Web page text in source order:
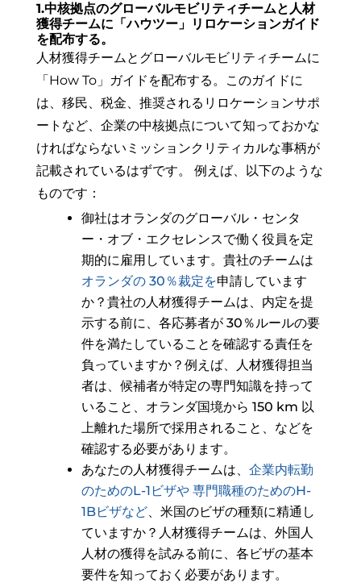
1.中核拠点のグローバルモビリティチームと人材
獲得チームに「ハウツー」リロケーションガイド
を配布する。
人材獲得チームとグローバルモビリティチームに
「How To」ガイドを配布する。このガイドに
は、移民、税金、推奨されるリロケーションサポ
ートなど、企業の中核拠点について知っておかな
ければならないミッションクリティカルな事柄が
記載されているはずです。 例えば、以下のような
ものです：
御社はオランダのグローバル・センタ
ー・オブ・エクセレンスで働く役員を定
期的に雇用しています。貴社のチームは
オランダの 30％裁定を申請しています
か？貴社の人材獲得チームは、内定を提
示する前に、各応募者が 30％ルールの要
件を満たしていることを確認する責任を
負っていますか？例えば、人材獲得担当
者は、候補者が特定の専門知識を持って
いること、オランダ国境から 150 km 以
上離れた場所で採用されること、などを
確認する必要があります。
あなたの人材獲得チームは、 企業内転勤
のためのL-1ビザや 専門職種のためのH-
1Bビザなど、米国のビザの種類に精通し
ていますか？人材獲得チームは、外国人
人材の獲得を試みる前に、各ビザの基本
要件を知っておく必要があります。